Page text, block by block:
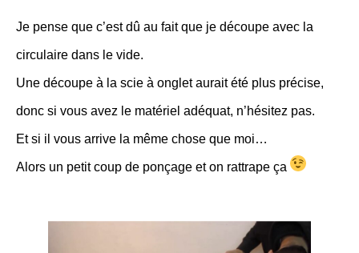
Je pense que c’est dû au fait que je découpe avec la
circulaire dans le vide.
Une découpe à la scie à onglet aurait été plus précise,
donc si vous avez le matériel adéquat, n’hésitez pas.
Et si il vous arrive la même chose que moi…
Alors un petit coup de ponçage et on rattrape ça